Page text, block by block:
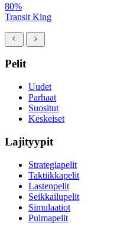
80%
Transit King
Pelit
Uudet
Parhaat
Suositut
Keskeiset
Lajityypit
Strategiapelit
Taktiikkapelit
Lastenpelit
Seikkailupelit
Simulaatiot
Pulmapelit